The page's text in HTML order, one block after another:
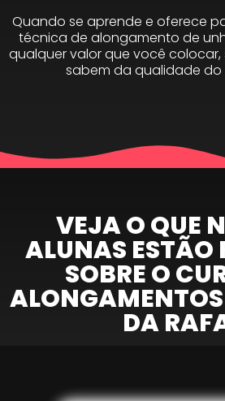
Quando se aprende e oferece
técnica de alongamento de
qualquer valor que você colocar,
sabem da qualidade do
VEJA O QUE
ALUNAS ESTÃO
SOBRE O
DA